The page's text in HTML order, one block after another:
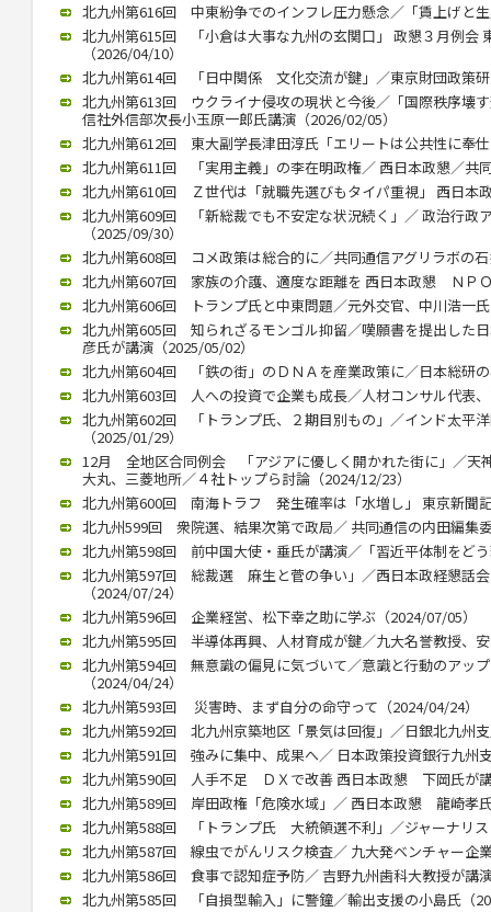
北九州第616回 中東紛争でのインフレ圧力懸念／「賃上げと
北九州第615回 「小倉は大事な九州の玄関口」 政懇３月例会
（2026/04/10）
北九州第614回 「日中関係 文化交流が鍵」／東京財団政策
北九州第613回 ウクライナ侵攻の現状と今後／「国際秩序壊
信社外信部次長小玉原一郎氏講演（2026/02/05）
北九州第612回 東大副学長津田淳氏「エリートは公共性に奉
北九州第611回 「実用主義」の李在明政権／ 西日本政懇／共
北九州第610回 Ｚ世代は「就職先選びもタイパ重視」 西日
北九州第609回 「新総裁でも不安定な状況続く」／ 政治行政
（2025/09/30）
北九州第608回 コメ政策は総合的に／共同通信アグリラボの
北九州第607回 家族の介護、適度な距離を 西日本政懇 ＮＰ
北九州第606回 トランプ氏と中東問題／元外交官、中川浩一
北九州第605回 知られざるモンゴル抑留／嘆願書を提出した
彦氏が講演（2025/05/02）
北九州第604回 「鉄の街」のＤＮＡを産業政策に／日本総研
北九州第603回 人への投資で企業も成長／人材コンサル代表
北九州第602回 「トランプ氏、２期目別もの」／インド太平
（2025/01/29）
12月 全地区合同例会 「アジアに優しく開かれた街に」／天
大丸、三菱地所／４社トップら討論（2024/12/23）
北九州第600回 南海トラフ 発生確率は「水増し」 東京新聞
北九州599回 衆院選、結果次第で政局／ 共同通信の内田編集
北九州第598回 前中国大使・垂氏が講演／「習近平体制をど
北九州第597回 総裁選 麻生と菅の争い」／西日本政経懇話
（2024/07/24）
北九州第596回 企業経営、松下幸之助に学ぶ（2024/07/05）
北九州第595回 半導体再興、人材育成が鍵／九大名誉教授、
北九州第594回 無意識の偏見に気づいて／意識と行動のアッ
（2024/04/24）
北九州第593回 災害時、まず自分の命守って（2024/04/24）
北九州第592回 北九州京築地区「景気は回復」／日銀北九州
北九州第591回 強みに集中、成果へ／ 日本政策投資銀行九州
北九州第590回 人手不足 ＤＸで改善 西日本政懇 下岡氏が
北九州第589回 岸田政権「危険水域」／ 西日本政懇 龍崎孝
北九州第588回 「トランプ氏 大統領選不利」／ジャーナリ
北九州第587回 線虫でがんリスク検査／ 九大発ベンチャー企
北九州第586回 食事で認知症予防／ 吉野九州歯科大教授が講
北九州第585回 「自損型輸入」に警鐘／輸出支援の小島氏（